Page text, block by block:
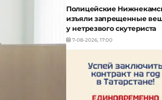
Полицейские
изъяли запрещенные
у нетрезвого скутериста
7-08-2026, 17:00